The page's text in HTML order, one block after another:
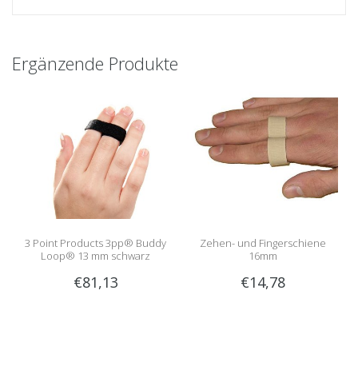
Ergänzende Produkte
3 Point Products 3pp® Buddy
Loop® 13 mm schwarz
€81,13
Zehen- und Fingerschiene
16mm
€14,78